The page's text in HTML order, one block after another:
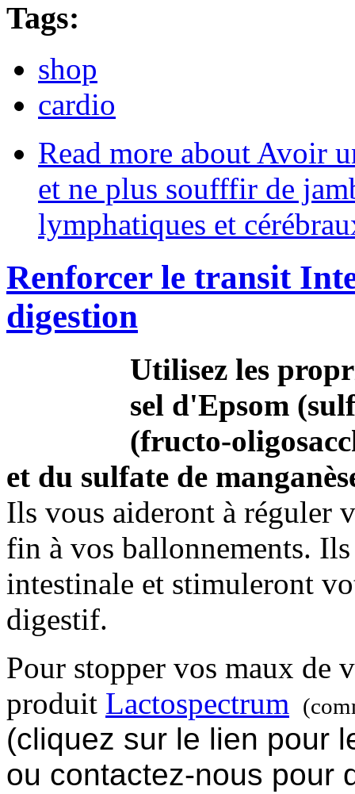
Tags:
shop
cardio
Read more about Avoir
et ne plus soufffir de
lymphatiques et
Renforcer le transit
digestion
Utilisez les
sel d'Epsom
(fructo-
et du sulfate de
Ils vous aideront à réguler
fin à vos ballonnements.
intestinale et stimuleront
digestif.
Pour stopper vos maux de
produit Lactospectrum
(cliquez sur le lien pour
ou contactez-nous pour